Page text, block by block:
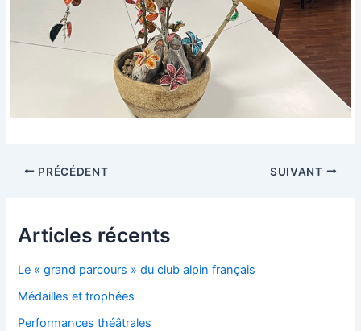
NavigationPRÉCÉDENT SUIVANT
Articles récents
Le « grand parcours » du club alpin français
Médailles et trophées
Performances théâtrales